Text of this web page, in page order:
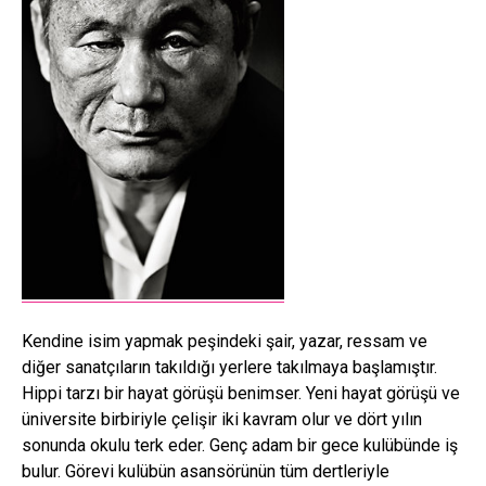
Kendine isim yapmak peşindeki şair, yazar, ressam ve
diğer sanatçıların takıldığı yerlere takılmaya başlamıştır.
Hippi tarzı bir hayat görüşü benimser. Yeni hayat görüşü ve
üniversite birbiriyle çelişir iki kavram olur ve dört yılın
sonunda okulu terk eder. Genç adam bir gece kulübünde iş
bulur. Görevi kulübün asansörünün tüm dertleriyle